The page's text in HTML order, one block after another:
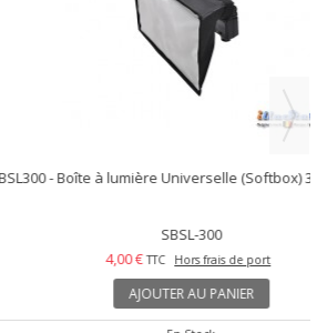
Universelle (Softbox) 300x200mm...
Hors frais de port
AJOUTER AU PANIER